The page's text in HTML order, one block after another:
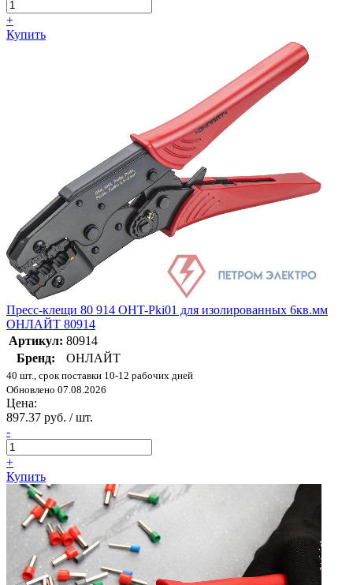
+
Купить
Пресс-клещи 80 914 OHT-Pki01 для изолированных 6кв.мм
ОНЛАЙТ 80914
Артикул: 80914
Бренд:
ОНЛАЙТ
40 шт., срок поставки 10-12 рабочих дней
Обновлено 07.08.2026
Цена:
897.37 руб. / шт.
-
+
Купить